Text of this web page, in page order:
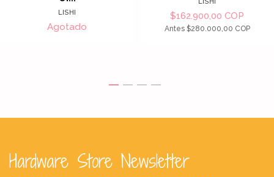
LISHI
Agotado
$162.900,00 COP
Antes $280.000,00 COP
Hardware Store Newsletter